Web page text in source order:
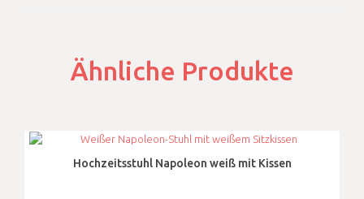
Ähnliche Produkte
Hochzeitsstuhl Napoleon weiß mit Kissen